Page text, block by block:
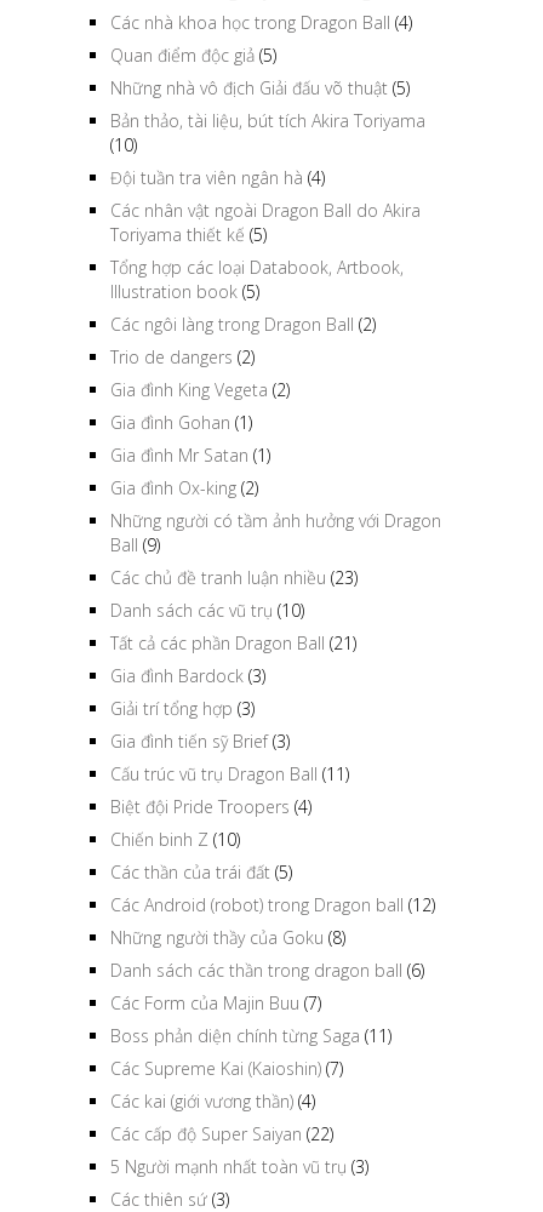
Bài viết nội dung dày – Chất lượng(14)
Các nhà khoa học trong Dragon Ball
Quan điểm độc giả (5)
Những nhà vô địch Giải đấu võ thuật (5)
Bản thảo, tài liệu, bút tích Akira Toriyama
(10)
Đội tuần tra viên ngân hà(4)
Các nhân vật ngoài Dragon Ball do Akira
Toriyama thiết kế (5)
Tổng hợp các loại Databook, Artbook,
Illustration book(5)
Các ngôi làng trong Dragon Ball
Trio de dangers (2)
Gia đình King Vegeta
Gia đình Gohan(1)
Gia đình Mr Satan(1)
Gia đình Ox-king (2)
Những người có tầm ảnh hưởng với Dragon
Ball(9)
Các chủ đề tranh luận nhiều
Danh sách các vũ trụ(10)
Tất cả các phần Dragon Ball
Gia đình Bardock(3)
Giải trí tổng hợp (3)
Gia đình tiến sỹ Brief(3)
Cấu trúc vũ trụ Dragon Ball
Biệt đội Pride Troopers
Chiến binh Z (10)
Các thần của trái đất(5)
Các Android (robot) trong Dragon ball
Những người thầy của Goku(8)
Danh sách các thần trong dragon ball
Các Form của Majin Buu(7)
Boss phản diện chính từng Saga
Các Supreme Kai (Kaioshin)
Các kai (giới vương thần)(4)
Các cấp độ Super Saiyan (22)
5 Người mạnh nhất toàn vũ trụ